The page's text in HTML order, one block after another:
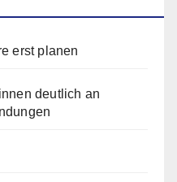
erst planen
deutlich an